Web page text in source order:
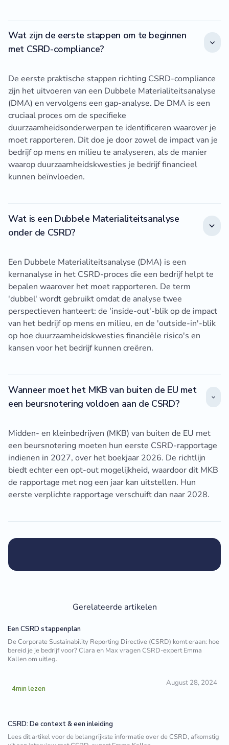
Wat zijn de eerste stappen om te beginnen
met CSRD-compliance?
De eerste praktische stappen richting CSRD-compliance
zijn het uitvoeren van een Dubbele Materialiteitsanalyse
(DMA) en vervolgens een gap-analyse. De DMA is een
cruciaal proces om de specifieke
duurzaamheidsonderwerpen te identificeren waarover je
moet rapporteren. Dit doe je door zowel de impact van je
bedrijf op mens en milieu te analyseren, als de manier
waarop duurzaamheidskwesties je bedrijf financieel
kunnen beïnvloeden.
Wat is een Dubbele Materialiteitsanalyse
onder de CSRD?
Een Dubbele Materialiteitsanalyse (DMA) is een
kernanalyse in het CSRD-proces die een bedrijf helpt te
bepalen waarover het moet rapporteren. De term
'dubbel' wordt gebruikt omdat de analyse twee
perspectieven hanteert: de 'inside-out'-blik op de impact
van het bedrijf op mens en milieu, en de 'outside-in'-blik
op hoe duurzaamheidskwesties financiële risico's en
kansen voor het bedrijf kunnen creëren.
Wanneer moet het MKB van buiten de EU met
een beursnotering voldoen aan de CSRD?
Midden- en kleinbedrijven (MKB) van buiten de EU met
een beursnotering moeten hun eerste CSRD-rapportage
indienen in 2027, over het boekjaar 2026. De richtlijn
biedt echter een opt-out mogelijkheid, waardoor dit MKB
de rapportage met nog een jaar kan uitstellen. Hun
eerste verplichte rapportage verschuift dan naar 2028.
Gerelateerde artikelen
Een CSRD stappenplan
De Corporate Sustainability Reporting Directive (CSRD) komt eraan: hoe
bereid je je bedrijf voor? Clara en Max vragen CSRD-expert Emma
Kallen om uitleg. ‍
4min lezen
August 28, 2024
CSRD: De context & een inleiding
Lees dit artikel voor de belangrijkste informatie over de CSRD, afkomstig